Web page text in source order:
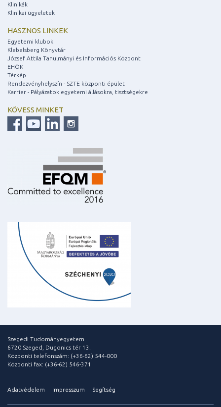
Klinikák
Klinikai ügyeletek
HASZNOS LINKEK
Egyetemi klubok
Klebelsberg Könyvtár
József Attila Tanulmányi és Információs Központ
EHÖK
Térkép
Rendezvényhelyszín - SZTE központi épület
Karrier - Pályázatok egyetemi állásokra, tisztségekre
KÖVESS MINKET
Szegedi Tudományegyetem
6720 Szeged, Dugonics tér 13.
Központi telefonszám: (+36-62) 544-000
Központi fax: (+36-62) 546-371
Adatvédelem Impresszum Segítség